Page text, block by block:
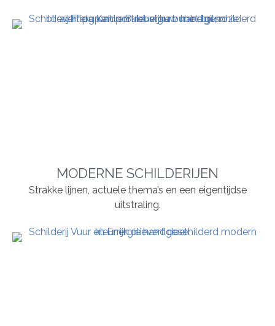
MODERNE SCHILDERIJEN
Strakke lijnen, actuele thema’s en een eigentijdse
uitstraling.